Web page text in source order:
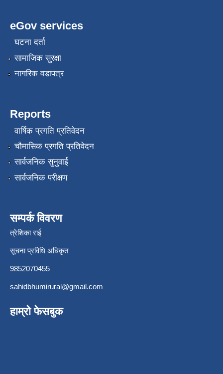
eGov services
घटना दर्ता
सामाजिक सुरक्षा
नागरिक वडापत्र
Reports
वार्षिक प्रगति प्रतिवेदन
चौमासिक प्रगति प्रतिवेदन
सार्वजनिक सुनुवाई
सार्वजनिक परीक्षण
सम्पर्क विवरण
त्रेशिका राई
सूचना प्रविधि अधिकृत
9852070455
sahidbhumirural@gmail.com
हाम्रो फेसबुक